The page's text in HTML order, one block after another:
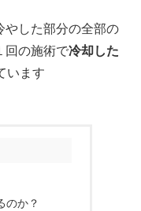
やした部分の全部の
回の施術で冷却した
います
のか？